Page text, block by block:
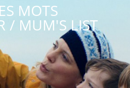
MOTS
/ MUM'S LIST